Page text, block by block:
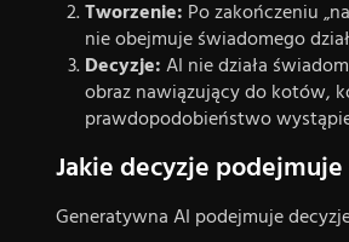
Tworzenie: Po zakończeniu
nie obejmuje świadomego
Decyzje:AI nie działa
obraz nawiązujący do kotów,
prawdopodobieństwo
Jakie decyzje
Generatywna AI podejmuje